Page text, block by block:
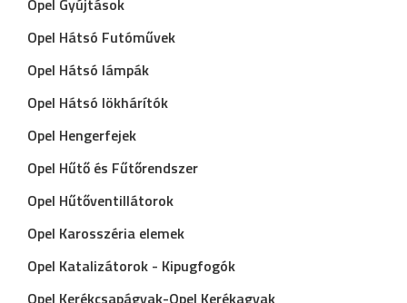
Opel Gyújtások
Opel Hátsó Futóművek
Opel Hátsó lámpák
Opel Hátsó lökhárítók
Opel Hengerfejek
Opel Hűtő és Fűtőrendszer
Opel Hűtőventillátorok
Opel Karosszéria elemek
Opel Katalizátorok - Kipugfogók
Opel Kerékcsapágyak-Opel Kerékagyak